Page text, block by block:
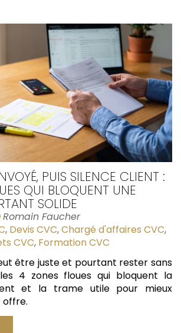
PUIS SILENCE CLIENT :
QUI BLOQUENT UNE
SOLIDE
Publié
par
Romain Faucher
, Devis CVC,Chargé d'affaires CVC,
CVC, Formation CVC
être juste et pourtant rester sans
4 zones floues qui bloquent la
et la trame utile pour mieux